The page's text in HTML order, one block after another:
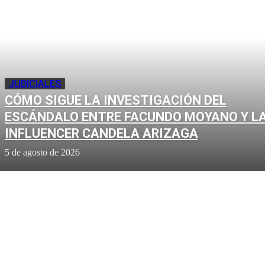
JUDICIALES
CÓMO SIGUE LA INVESTIGACIÓN DEL
ESCÁNDALO ENTRE FACUNDO MOYANO Y
INFLUENCER CANDELA ARIZAGA
5 de agosto de 2026